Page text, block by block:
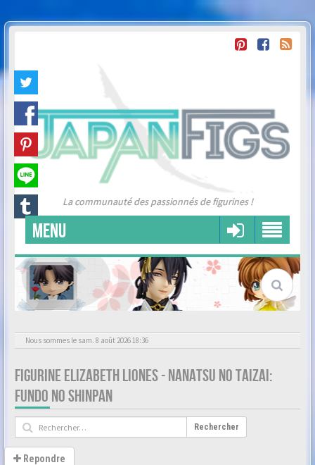
La communauté des passionnés de figurines !
MENU
Nous sommes le sam. 8 août 2026 18:36
FIGURINE ELIZABETH LIONES - NANATSU NO TAIZAI:
FUNDO NO SHINPAN
Rechercher
Repondre